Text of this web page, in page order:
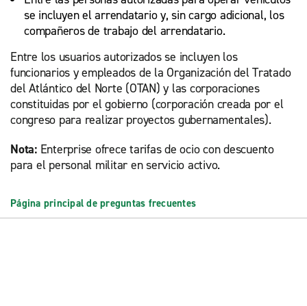
se incluyen el arrendatario y, sin cargo adicional, los
compañeros de trabajo del arrendatario.
Entre los usuarios autorizados se incluyen los
funcionarios y empleados de la Organización del Tratado
del Atlántico del Norte (OTAN) y las corporaciones
constituidas por el gobierno (corporación creada por el
congreso para realizar proyectos gubernamentales).
Nota:Enterprise ofrece tarifas de ocio con descuento
para el personal militar en servicio activo.
Página principal de preguntas frecuentes